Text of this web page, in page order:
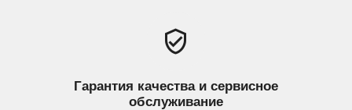
Гарантия качества и сервисное
обслуживание